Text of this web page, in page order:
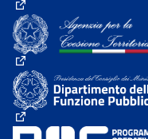
(Collegamento esterno)
(Collegamento esterno)
(Collegamento esterno)